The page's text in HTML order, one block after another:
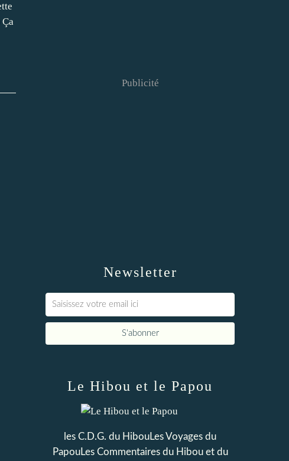
Newsletter
Publicité
Le Hibou et le Papou
les C.D.G. du HibouLes Voyages du
PapouLes Commentaires du Hibou et du